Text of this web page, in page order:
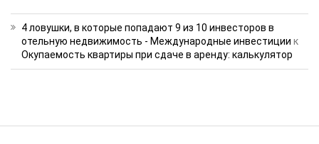
4 ловушки, в которые попадают 9 из 10 инвесторов в
отельную недвижимость - Международные инвестиции к
Окупаемость квартиры при сдаче в аренду: калькулятор